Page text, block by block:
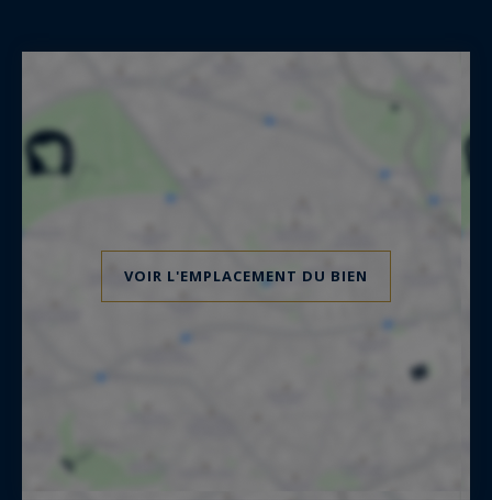
VOIR L'EMPLACEMENT DU BIEN